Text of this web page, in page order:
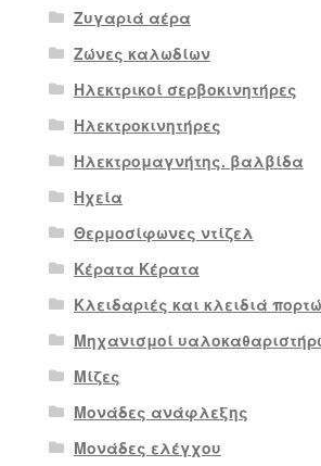
Ζυγαριά αέρα
Ζώνες καλωδίων
Ηλεκτρικοί σερβοκινητήρες
Ηλεκτροκινητήρες
Ηλεκτρομαγνήτης. βαλβίδα
Ηχεία
Θερμοσίφωνες ντίζελ
Κέρατα Κέρατα
Κλειδαριές και κλειδιά
Μηχανισμοί
Μίζες
Μονάδες ανάφλεξης
Μονάδες ελέγχου